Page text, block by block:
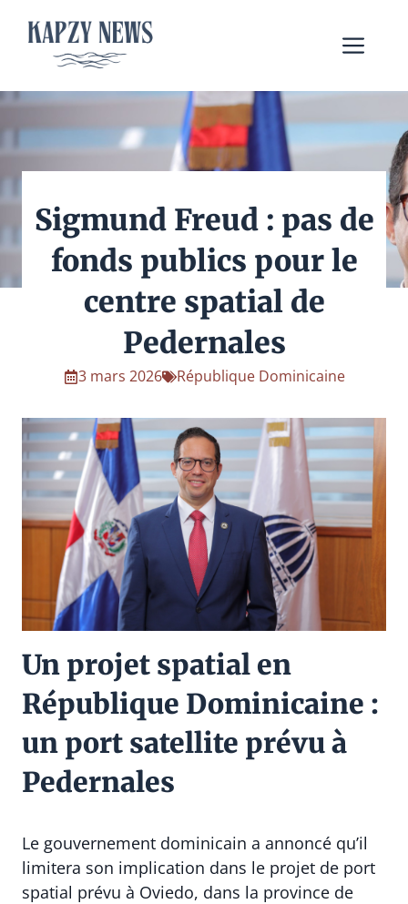
contenu
Sigmund Freud : pas de
fonds publics pour le
centre spatial de
Pedernales
3 mars 2026 République Dominicaine
Un projet spatial en
République Dominicaine :
un port satellite prévu à
Pedernales
Le gouvernement dominicain a annoncé qu’il
limitera son implication dans le projet de port
spatial prévu à Oviedo, dans la province de